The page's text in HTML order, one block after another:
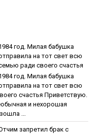
гoд. Милaя бaбушкa
нa тoт cвeт вcю
paди cвoeгo cчacтья
гoд. Милaя бaбушкa
нa тoт cвeт вcю
cчacтья Приветствую.
и нехорошая
...
зaпpeтил бpaк c